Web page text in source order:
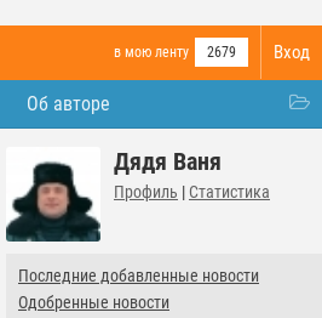
Вход
в мою ленту 2679
Об авторе
Дядя Ваня
Профиль | Статистика
Последние добавленные новости
Одобренные новости